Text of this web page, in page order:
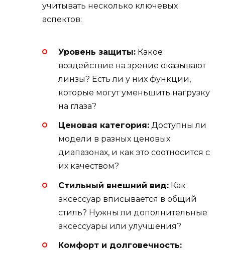
учитывать несколько ключевых
аспектов:
Уровень защиты: Какое
воздействие на зрение оказывают
линзы? Есть ли у них функции,
которые могут уменьшить нагрузку
на глаза?
Ценовая категория: Доступны ли
модели в разных ценовых
диапазонах, и как это соотносится с
их качеством?
Стильный внешний вид: Как
аксессуар вписывается в общий
стиль? Нужны ли дополнительные
аксессуары или улучшения?
Комфорт и долговечность: